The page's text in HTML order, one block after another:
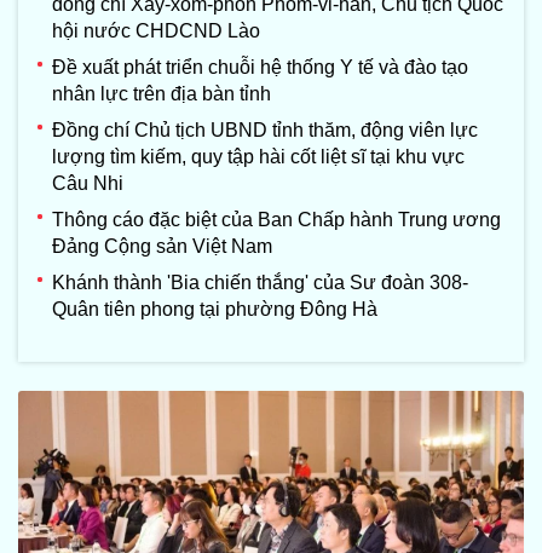
đồng chí Xay-xổm-phon Phôm-vi-hản, Chủ tịch Quốc
hội nước CHDCND Lào
Đề xuất phát triển chuỗi hệ thống Y tế và đào tạo
nhân lực trên địa bàn tỉnh
Đồng chí Chủ tịch UBND tỉnh thăm, động viên lực
lượng tìm kiếm, quy tập hài cốt liệt sĩ tại khu vực
Câu Nhi
Thông cáo đặc biệt của Ban Chấp hành Trung ương
Đảng Cộng sản Việt Nam
Khánh thành 'Bia chiến thắng' của Sư đoàn 308-
Quân tiên phong tại phường Đông Hà